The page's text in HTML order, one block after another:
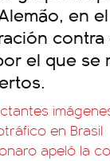
en
contra
el que se
en Brasil
apeló la